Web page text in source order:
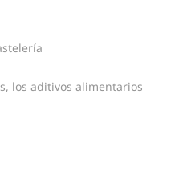
los aditivos alimentarios